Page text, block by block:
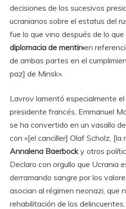
decisiones de los sucesivos
ucranianos sobre el estatus del
fue lo que vino después de lo
diplomacia de mentir»en
de ambas partes en el
paz] de Minsk».
Lavrov lamentó especialmente
presidente francés, Emmanuel
se ha convertido en un vasallo
con «[el canciller] Olaf Scholz, [la
Annalena Baerbocky otros
Declaro con orgullo que Ucrania
derramando sangre por los
asocian al régimen neonazi, que
rehabilitación de los